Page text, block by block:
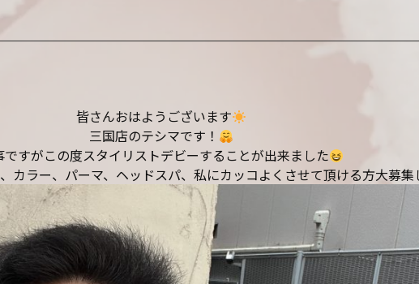
皆さんおはようございます
三国店のテシマです！
ですがこの度スタイリストデビーすることが出来ました
カラー、パーマ、ヘッドスパ、私にカッコよくさせて頂ける方大募集